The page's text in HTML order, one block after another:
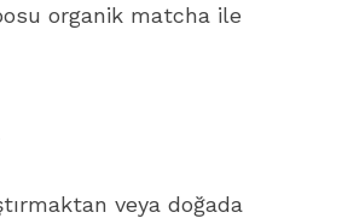
organik matcha ile
veya doğada